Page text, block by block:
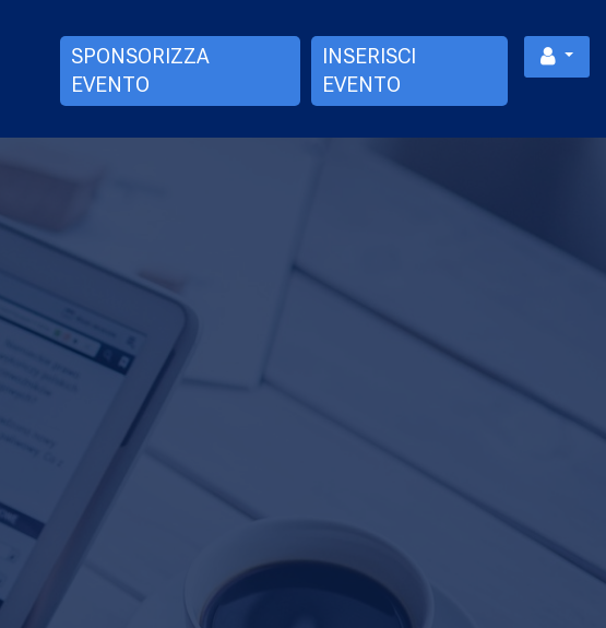
SPONSORIZZA
EVENTO
INSERISCI
EVENTO